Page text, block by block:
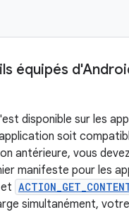
équipés
disponible sur les
soit
antérieure, vous
manifeste pour les
simultanément,